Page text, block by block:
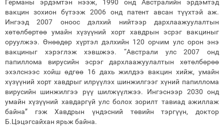
Германы эрдэмтэн нээж, 1990 онд Австралийн эрдэмтэд
вакцин зохион бүтээж 2006 онд патент авсан түүхтэй аж.
Ингээд 2007 оноос дэлхий нийтээр дархлаажуулалтын
хөтөлбөртөө умайн хүзүүний хорт хавдрын эсрэг вакциныг
оруулжээ. Өнөөдөр хүртэл дэлхийн 120 орчим улс орон энэ
вакциныг хэрэглэж хэвшжээ. “Австрали улс 2007 онд
папиллома вирусийн эсрэг дархлаажуулалтын хөтөлбөрөө
эхэлснээс хойш өдгөө 16 дахь жилдээ вакцин хийж, умайн
хүзүүний хорт хавдрыг илрүүлэх шинжилгээг хүний папиллома
вирусийн шинжилгээ рүү шилжүүлжээ. Ингэснээр 2030 онд
умайн хүзүүний хавдаргүй улс болох зорилт тавиад ажиллаж
байна” гэж Хавдрын үндэсний төвийн тэргүүн, доктор
Б.Цэцэгсайхан ярьж байна.